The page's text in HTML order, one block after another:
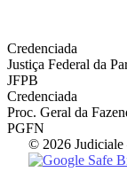
Credenciada
Justiça Federal da
JFPB
Credenciada
Proc. Geral da
PGFN
© 2026 Judiciale